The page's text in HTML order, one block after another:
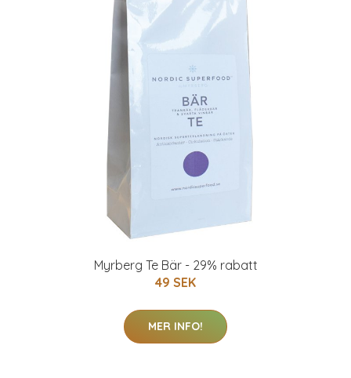
Myrberg Te Bär - 29% rabatt
49 SEK
MER INFO!